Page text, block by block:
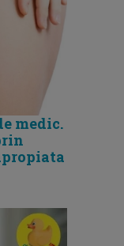
medic.